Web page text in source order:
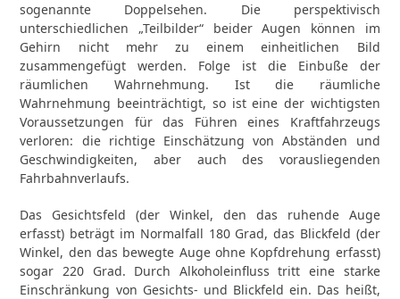
sogenannte Doppelsehen. Die perspektivisch
unterschiedlichen „Teilbilder“ beider Augen können im
Gehirn nicht mehr zu einem einheitlichen Bild
zusammengefügt werden. Folge ist die Einbuße der
räumlichen Wahrnehmung. Ist die räumliche
Wahrnehmung beeinträchtigt, so ist eine der wichtigsten
Voraussetzungen für das Führen eines Kraftfahrzeugs
verloren: die richtige Einschätzung von Abständen und
Geschwindigkeiten, aber auch des vorausliegenden
Fahrbahnverlaufs.
Das Gesichtsfeld (der Winkel, den das ruhende Auge
erfasst) beträgt im Normalfall 180 Grad, das Blickfeld (der
Winkel, den das bewegte Auge ohne Kopfdrehung erfasst)
sogar 220 Grad. Durch Alkoholeinfluss tritt eine starke
Einschränkung von Gesichts- und Blickfeld ein. Das heißt,